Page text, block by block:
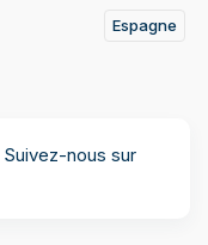
Espagne
Suivez-nous sur